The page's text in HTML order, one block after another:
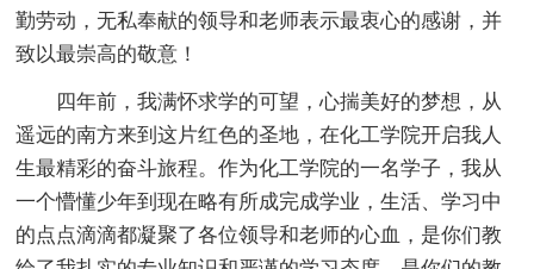
勤劳动，无私奉献的领导和老师表示最衷心的感谢，并
致以最崇高的敬意！
四年前，我满怀求学的可望，心揣美好的梦想，从
遥远的南方来到这片红色的圣地，在化工学院开启我人
生最精彩的奋斗旅程。作为化工学院的一名学子，我从
一个懵懂少年到现在略有所成完成学业，生活、学习中
的点点滴滴都凝聚了各位领导和老师的心血，是你们教